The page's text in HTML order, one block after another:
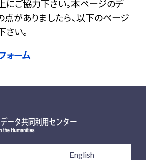
にご協力下さい。本ページのデ
がありましたら、以下のページ
い。
ォーム
English